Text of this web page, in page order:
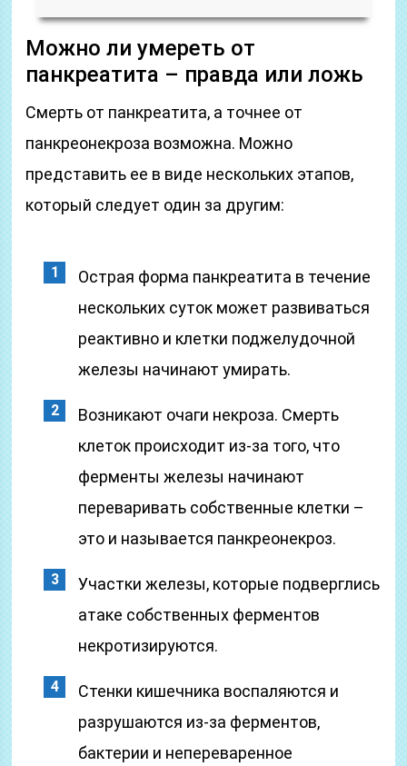
Можно ли умереть от
панкреатита – правда или ложь
Смерть от панкреатита, а точнее от
панкреонекроза возможна. Можно
представить ее в виде нескольких этапов,
который следует один за другим:
Острая форма панкреатита в течение
нескольких суток может развиваться
реактивно и клетки поджелудочной
железы начинают умирать.
Возникают очаги некроза. Смерть
клеток происходит из-за того, что
ферменты железы начинают
переваривать собственные клетки –
это и называется панкреонекроз.
Участки железы, которые подверглись
атаке собственных ферментов
некротизируются.
Стенки кишечника воспаляются и
разрушаются из-за ферментов,
бактерии и непереваренное